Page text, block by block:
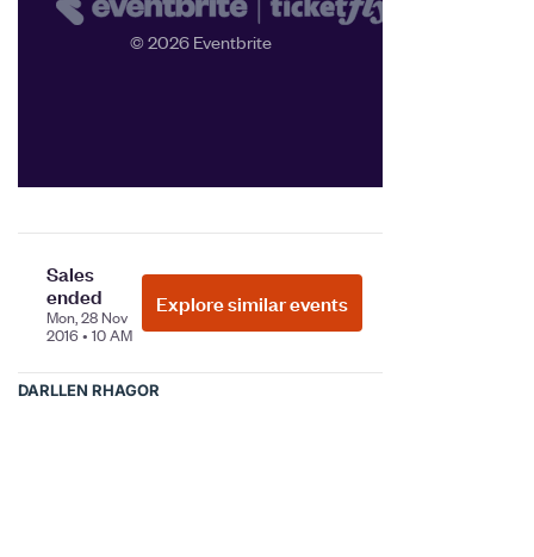
DARLLEN RHAGOR